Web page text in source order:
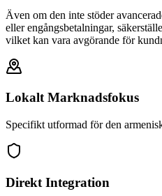
Även om den inte stöder
eller engångsbetalningar,
vilket kan vara avgörande för
Lokalt Marknadsfokus
Specifikt utformad för den
Direkt Integration